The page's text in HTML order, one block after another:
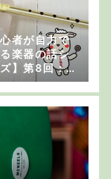
心者が自力で
楽器の話シ
】第8回：
・ホイッス
の2「ブリキ
巻きして作